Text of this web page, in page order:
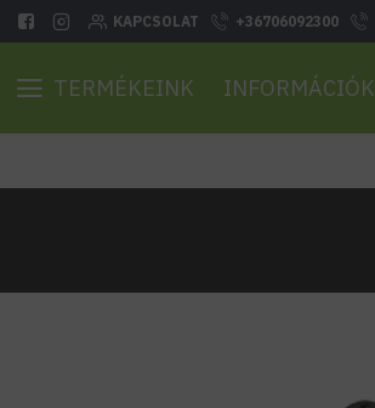
KAPCSOLAT +36706092300
TERMÉKEINK INFORMÁCIÓK